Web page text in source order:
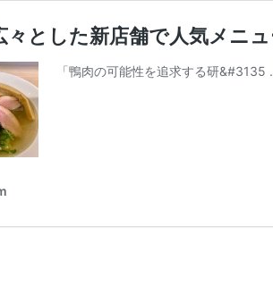
々とした新店舗で人気メニ
「鴨肉の可能性を追求する研